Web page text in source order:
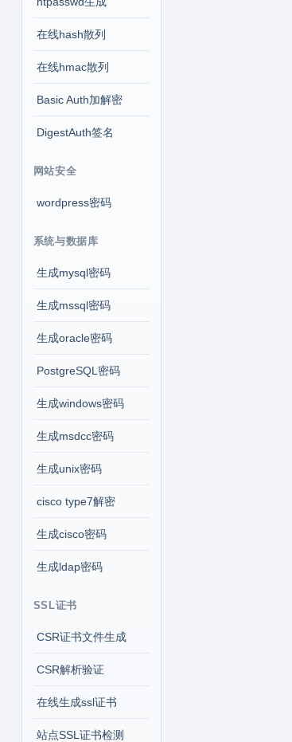
在线hash散列
在线hmac散列
Basic Auth加解密
DigestAuth签名
网站安全
wordpress密码
系统与数据库
生成mysql密码
生成mssql密码
生成oracle密码
PostgreSQL密码
生成windows密码
生成msdcc密码
生成unix密码
cisco type7解密
生成cisco密码
生成ldap密码
SSL证书
CSR证书文件生成
CSR解析验证
在线生成ssl证书
站点SSL证书检测